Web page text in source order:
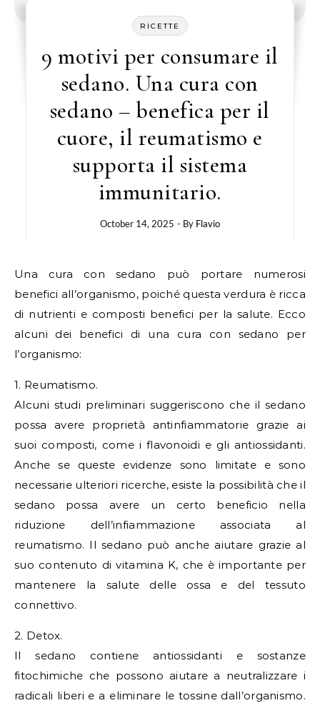
RICETTE
9 motivi per consumare il
sedano. Una cura con
sedano – benefica per il
cuore, il reumatismo e
supporta il sistema
immunitario.
October 14, 2025 - By Flavio
Una cura con sedano può portare numerosi
benefici all’organismo, poiché questa verdura è ricca
di nutrienti e composti benefici per la salute. Ecco
alcuni dei benefici di una cura con sedano per
l’organismo:
1. Reumatismo.
Alcuni studi preliminari suggeriscono che il sedano
possa avere proprietà antinfiammatorie grazie ai
suoi composti, come i flavonoidi e gli antiossidanti.
Anche se queste evidenze sono limitate e sono
necessarie ulteriori ricerche, esiste la possibilità che il
sedano possa avere un certo beneficio nella
riduzione dell’infiammazione associata al
reumatismo. Il sedano può anche aiutare grazie al
suo contenuto di vitamina K, che è importante per
mantenere la salute delle ossa e del tessuto
connettivo.
2. Detox.
Il sedano contiene antiossidanti e sostanze
fitochimiche che possono aiutare a neutralizzare i
radicali liberi e a eliminare le tossine dall’organismo.